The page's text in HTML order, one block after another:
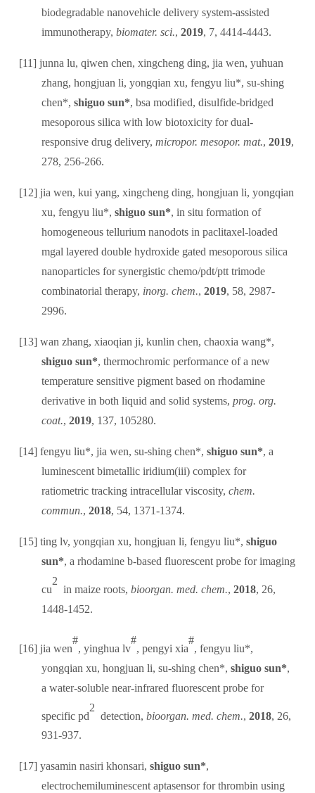
biodegradable nanovehicle delivery system-assisted
immunotherapy,biomater. sci.,2019, 7, 4414-4443.
[11]junna lu, qiwen chen, xingcheng ding, jia wen, yuhuan
zhang, hongjuan li, yongqian xu, fengyu liu*, su-shing
chen*,shiguo sun*, bsa modified, disulfide-bridged
mesoporous silica with low biotoxicity for dual-
responsive drug delivery,micropor. mesopor. mat.,2019,
278, 256-266.
[12]jia wen, kui yang, xingcheng ding, hongjuan li, yongqian
xu, fengyu liu*,shiguo sun*, in situ formation of
homogeneous tellurium nanodots in paclitaxel-loaded
mgal layered double hydroxide gated mesoporous silica
nanoparticles for synergistic chemo/pdt/ptt trimode
combinatorial therapy, inorg. chem.,2019, 58, 2987-
2996.
[13]wan zhang, xiaoqian ji, kunlin chen, chaoxia wang*,
shiguo sun*, thermochromic performance of a new
temperature sensitive pigment based on rhodamine
derivative in both liquid and solid systems,prog. org.
coat.,2019, 137, 105280.
[14]fengyu liu*, jia wen, su-shing chen*,shiguo sun*, a
luminescent bimetallic iridium(iii) complex for
ratiometric tracking intracellular viscosity,chem.
commun.,2018, 54, 1371-1374.
[15]ting lv, yongqian xu, hongjuan li, fengyu liu*,shiguo
sun*, a rhodamine b-based fluorescent probe for imaging
cu
2
in maize roots,bioorgan. med. chem.,2018, 26,
1448-1452.
[16]jia wen
#
, yinghua lv
#
, pengyi xia
#
, fengyu liu*,
yongqian xu, hongjuan li, su-shing chen*,shiguo sun*,
a water-soluble near-infrared fluorescent probe for
specific pd
2
detection, bioorgan. med. chem. 2018 , 26,
931-937.
[17]yasamin nasiri khonsari,shiguo sun*,
electrochemiluminescent aptasensor for thrombin using